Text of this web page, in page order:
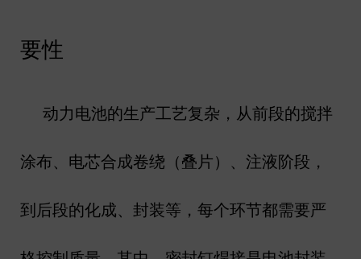
要性
动力电池的生产工艺复杂，从前段的搅拌
涂布、电芯合成卷绕（叠片）、注液阶段，
到后段的化成、封装等，每个环节都需要严